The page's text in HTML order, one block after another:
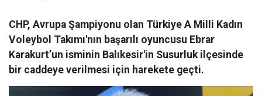
CHP, Avrupa Şampiyonu olan Türkiye A Milli Kadın
Voleybol Takımı'nın başarılı oyuncusu Ebrar
Karakurt’un isminin Balıkesir'in Susurluk ilçesinde
bir caddeye verilmesi için harekete geçti.